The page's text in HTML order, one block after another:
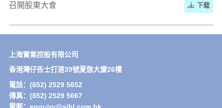
召開股東大會 下载
上海實業控股有限公司
香港灣仔告士打道39號夏愨大廈26樓
電話：(852) 2529 5652
傳真：(852) 2529 5067
電郵：enquiry@sihl.com.hk